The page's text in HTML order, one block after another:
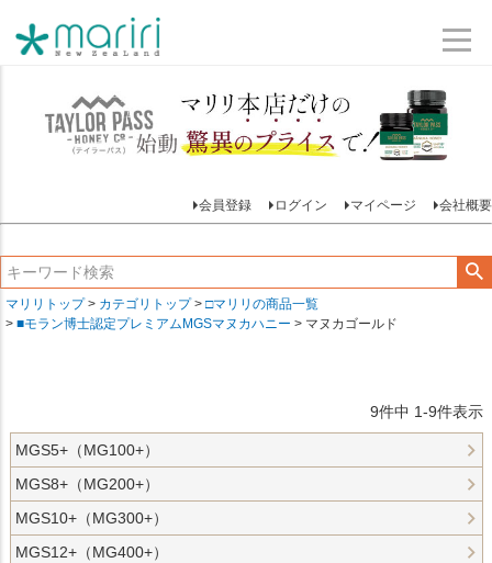
会員登録 ログイン マイページ 会社概要
マリリトップ カテゴリトップ
□マリリの商品一覧
■モラン博士認定プレミアムMGSマヌカハニー
マヌカゴールド
9件中 1-9件表示
MGS5+（MG100+）
MGS8+（MG200+）
MGS10+（MG300+）
MGS12+（MG400+）